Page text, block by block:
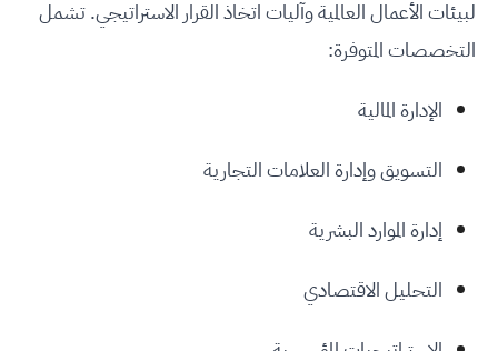
لبيئات الأعمال العالمية وآليات اتخاذ القرار الاستراتيجي. تشمل
التخصصات المتوفرة:
الإدارة المالية
التسويق وإدارة العلامات التجارية
إدارة الموارد البشرية
التحليل الاقتصادي